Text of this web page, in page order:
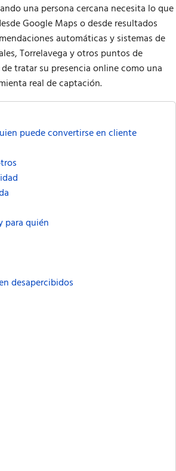
una persona cercana necesita lo que
Google Maps o desde resultados
automáticas y sistemas de
Torrelavega y otros puntos de
tratar su presencia online como una
real de captación.
puede convertirse en cliente
para quién
desapercibidos